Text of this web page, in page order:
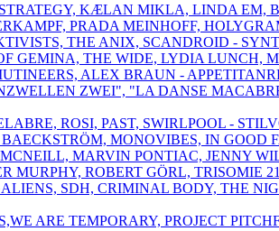
KÆLAN MIKLA, LINDA EM,
PRADA MEINHOFF,
THE ANIX, SCANDROID -
GEMINA, THE WIDE, LYDIA LUNCH,
ALEX BRAUN -
ZWEI", "LA DANSE
ROSI, PAST, SWIRLPOOL -
MONOVIBES, IN
MARVIN PONTIAC, JENNY
MURPHY, ROBERT GÖRL, TRISOMIE
SDH, CRIMINAL BODY, THE
ARE TEMPORARY, PROJECT